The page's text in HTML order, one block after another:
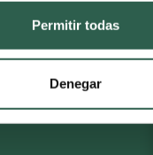
Permitir todas
Denegar